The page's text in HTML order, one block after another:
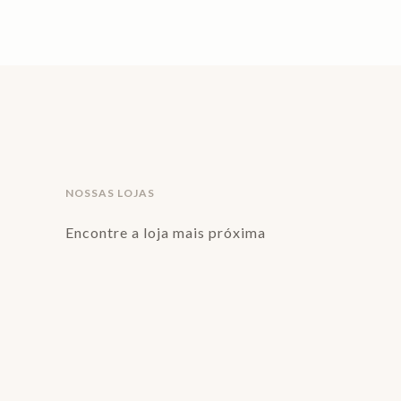
NOSSAS LOJAS
Encontre a loja mais próxima